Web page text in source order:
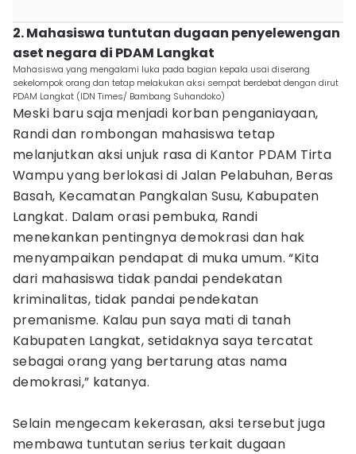
2. Mahasiswa tuntutan dugaan penyelewengan
aset negara di PDAM Langkat
Mahasiswa yang mengalami luka pada bagian kepala usai diserang
sekelompok orang dan tetap melakukan aksi sempat berdebat dengan dirut
PDAM Langkat (IDN Times/ Bambang Suhandoko)
Meski baru saja menjadi korban penganiayaan,
Randi dan rombongan mahasiswa tetap
melanjutkan aksi unjuk rasa di Kantor PDAM Tirta
Wampu yang berlokasi di Jalan Pelabuhan, Beras
Basah, Kecamatan Pangkalan Susu, Kabupaten
Langkat. Dalam orasi pembuka, Randi
menekankan pentingnya demokrasi dan hak
menyampaikan pendapat di muka umum. “Kita
dari mahasiswa tidak pandai pendekatan
kriminalitas, tidak pandai pendekatan
premanisme. Kalau pun saya mati di tanah
Kabupaten Langkat, setidaknya saya tercatat
sebagai orang yang bertarung atas nama
demokrasi,” katanya.
Selain mengecam kekerasan, aksi tersebut juga
membawa tuntutan serius terkait dugaan